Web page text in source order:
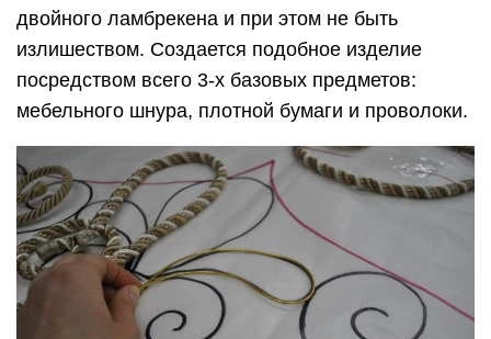
двойного ламбрекена и при этом не быть
излишеством. Создается подобное изделие
посредством всего 3-х базовых предметов:
мебельного шнура, плотной бумаги и проволоки.